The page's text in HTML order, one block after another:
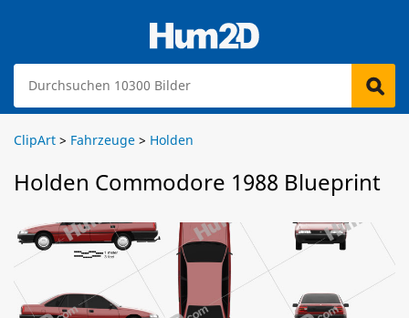
ClipArt > Fahrzeuge > Holden
Holden Commodore 1988 Blueprint